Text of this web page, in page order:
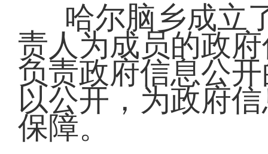
哈尔脑乡成立
责人为成员的政
负责政府信息公
以公开，为政府
保障。